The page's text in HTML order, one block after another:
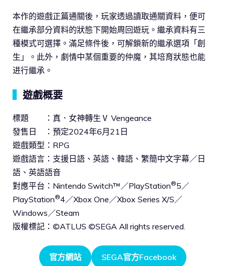
本作的遊戲正篇通關後，玩家透過讀取通關資料，便可
在繼承部分資料的狀態下開始周回遊玩。繼承資料有三
種模式可選擇。滿足條件後，可解鎖新的繼承選項「創
生」。此外，劇情中某個重要的仲魔，其培育狀態也能
进行繼承。
遊戲概要
標題 ：真．女神轉生Ⅴ Vengeance
發售日 ：預定2024年6月21日
遊戲類型：RPG
遊戲語言：支援日語、英語、韓語、繁簡中文字幕／日
語、英語語音
對應平台：Nintendo Switch™／PlayStation®5／
PlayStation®4／Xbox One／Xbox Series X/S／
Windows／Steam
版權標記：©ATLUS ©SEGA All rights reserved.
官方網站 SEGA官方Facebook